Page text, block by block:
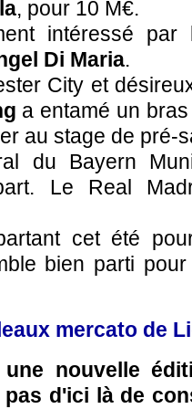
, pour 10 M€.
intéressé par
Di Maria.
City et
a entamé un
au stage de pré-
du Bayern
Le Real
cet été
bien parti
mercato de
nouvelle
d'ici là de